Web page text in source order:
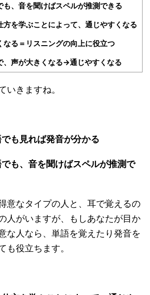
、音を聞けばスペルが推測できる
を学ぶことによって、通じやすくなる
る＝リスニングの向上に役立つ
声が大きくなる→通じやすくなる
いきますね。
も見れば発音が分かる
も、音を聞けばスペルが推測で
意なタイプの人と、耳で覚えるの
人がいますが、もしあなたが目か
な人なら、単語を覚えたり発音を
も役立ちます。